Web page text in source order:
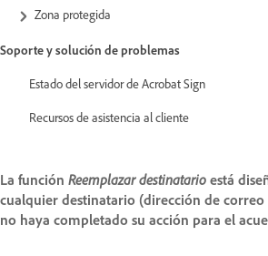
Zona protegida
Soporte y solución de problemas
Estado del servidor de Acrobat Sign
Recursos de asistencia al cliente
La función Reemplazar destinatario está
cualquier destinatario (dirección de
no haya completado su acción para el